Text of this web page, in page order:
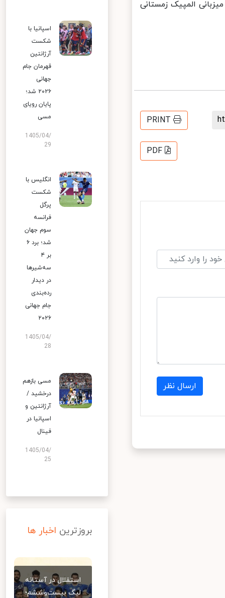
المپیک زمستانی
PRINT
PDF
ارسال نظر
اسپانیا با
شکست
آرژانتین
قهرمان جام
جهانی
۲۰۲۶ شد؛
پایان رویای
مسی
1405/04/
29
انگلیس با
شکست
پرگل
فرانسه
سوم جهان
شد؛ برد ۶
بر ۴
سه‌شیرها
در دیدار
رده‌بندی
جام جهانی
۲۰۲۶
1405/04/
28
مسی بازهم
درخشید /
آرژانتین و
اسپانیا در
فینال
1405/04/
25
بروزترین اخبار ها
استقلال در آستانه
لیگ بیست‌وششم؛